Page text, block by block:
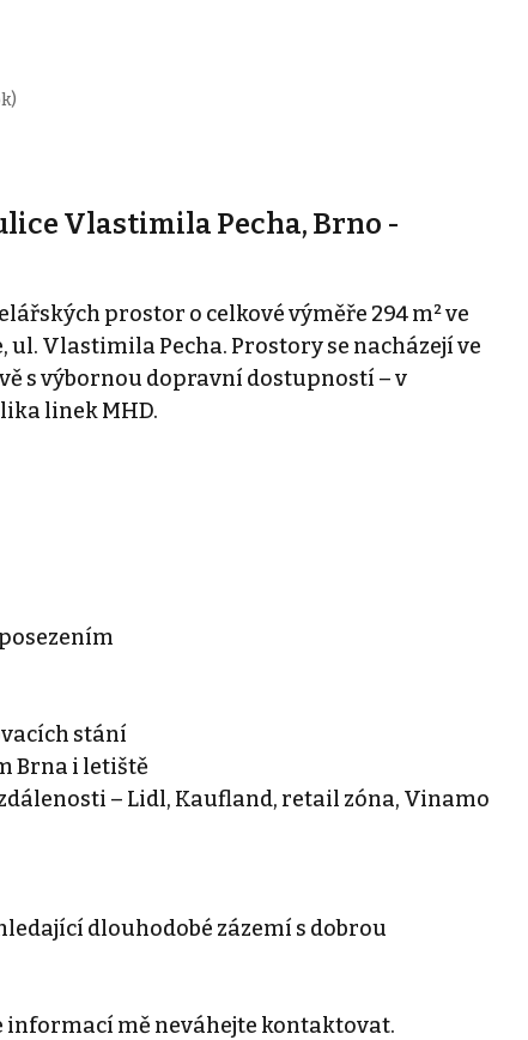
Vlastimila Pecha, Brno -
prostor o celkové výměře 294 m² ve
Vlastimila Pecha. Prostory se nacházejí ve
s výbornou dopravní dostupností – v
linek MHD.
stání
Brna i letiště
– Lidl, Kaufland, retail zóna, Vinamo
dlouhodobé zázemí s dobrou
mě neváhejte kontaktovat.